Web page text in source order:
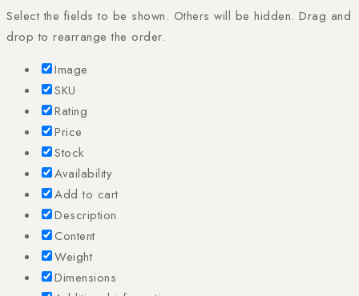
Select the fields to be shown. Others will be hidden. Drag and
drop to rearrange the order.
Image
SKU
Rating
Price
Stock
Availability
Add to cart
Description
Content
Weight
Dimensions